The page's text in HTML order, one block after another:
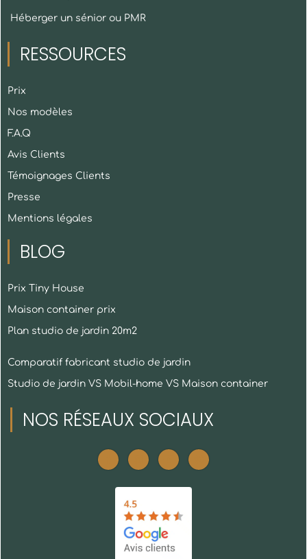
Héberger un sénior ou PMR
RESSOURCES
Prix
Nos modèles
F.A.Q
Avis Clients
Témoignages Clients
Presse
Mentions légales
BLOG
Prix Tiny House
Maison container prix
Plan studio de jardin 20m2
Comparatif fabricant studio de jardin
Studio de jardin VS Mobil-home VS Maison container
NOS RÉSEAUX SOCIAUX